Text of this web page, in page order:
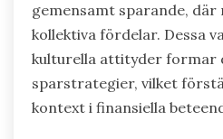
gemensamt sparande,
kollektiva fördelar. Dessa
kulturella attityder formar
sparstrategier, vilket
kontext i finansiella